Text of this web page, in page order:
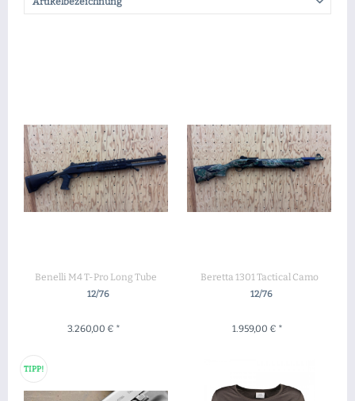
Benelli M4 T-Pro Long Tube
12/76
3.260,00 € *
Beretta 1301 Tactical Camo
12/76
1.959,00 € *
TIPP!